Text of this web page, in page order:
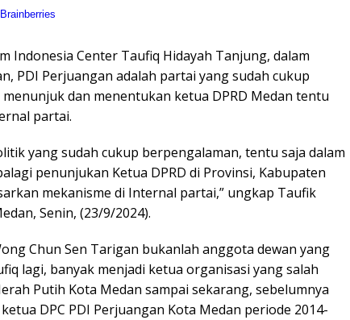
Indonesia Center Taufiq Hidayah Tanjung, dalam
PDI Perjuangan adalah partai yang sudah cukup
dan menentukan ketua DPRD Medan tentu
partai.
yang sudah cukup berpengalaman, tentu saja dalam
penunjukan Ketua DPRD di Provinsi, Kabupaten
mekanisme di Internal partai,” ungkap Taufik
Senin, (23/9/2024).
Chun Sen Tarigan bukanlah anggota dewan yang
lagi, banyak menjadi ketua organisasi yang salah
Putih Kota Medan sampai sekarang, sebelumnya
DPC PDI Perjuangan Kota Medan periode 2014-